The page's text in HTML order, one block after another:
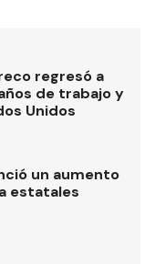
regresó a
de trabajo y
Unidos
un aumento
estatales